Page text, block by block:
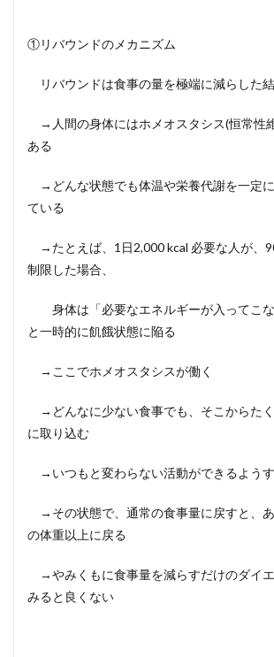
①リバウンドのメカニズム
リバウンドは食事の量を極端に減らした
→人間の身体にはホメオスタシス(恒常性
ある
→どんな状態でも体温や栄養代謝を一定
ている
→たとえば、1日2,000 kcal 必要な人が、
制限した場合、
身体は「必要なエネルギーが入ってこな
と一時的に飢餓状態に陥る
→ここでホメオスタシスが働く
→どんなに少ない食事でも、そこからた
に取り込む
→いつもと変わらない活動ができるよう
→その状態で、通常の食事量に戻すと、
の体重以上に戻る
→やみくもに食事量を減らすだけのダイ
みると良くない